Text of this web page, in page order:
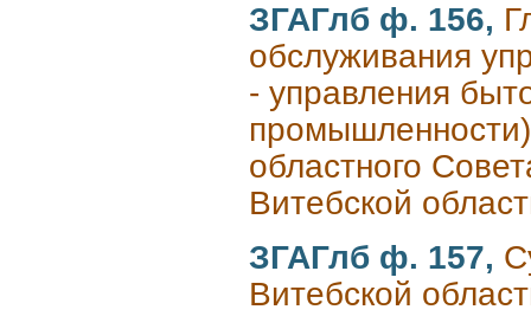
ЗГАГлб ф. 156,
обслуживания
- управления
промышленности)
областного
Витебской
ЗГАГлб ф. 157,
Витебской